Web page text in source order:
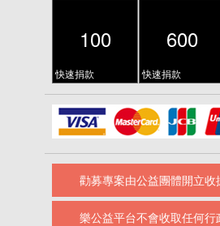
100
快速捐款
600
快速捐款
勸募專案由公益團體開立收
樂公益平台不會收取任何行